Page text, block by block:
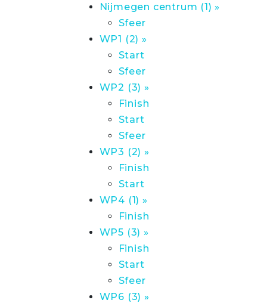
Nijmegen centrum (1) »
Sfeer
WP1 (2) »
Start
Sfeer
WP2 (3) »
Finish
Start
Sfeer
WP3 (2) »
Finish
Start
WP4 (1) »
Finish
WP5 (3) »
Finish
Start
Sfeer
WP6 (3) »